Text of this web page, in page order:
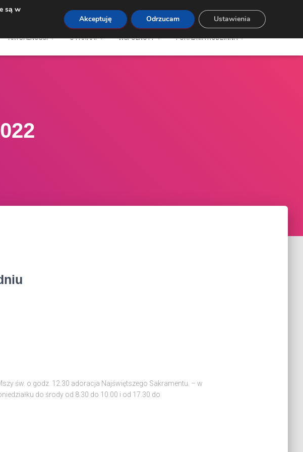
AKTUALNOŚCI O PARAFII WSPÓLNOTY PORADNIA RODZINNA
św. o godz. 12.30 adoracja Najświętszego Sakramentu. – w
do środy od 8.30 do 10.00 i od 17.30 do
są w
Akceptuję Odrzucam Ustawienia